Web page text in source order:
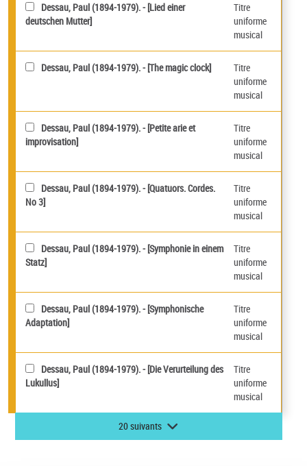
Dessau, Paul (1894-1979). - [Lied einer
deutschen Mutter]
Titre
uniforme
musical
Dessau, Paul (1894-1979). - [The magic clock]
Titre
uniforme
musical
Dessau, Paul (1894-1979). - [Petite arie et
improvisation]
Titre
uniforme
musical
Dessau, Paul (1894-1979). - [Quatuors. Cordes.
No 3]
Titre
uniforme
musical
Dessau, Paul (1894-1979). - [Symphonie in einem
Statz]
Titre
uniforme
musical
Dessau, Paul (1894-1979). - [Symphonische
Adaptation]
Titre
uniforme
musical
Dessau, Paul (1894-1979). - [Die Verurteilung des
Lukullus]
Titre
uniforme
musical
20 suivants